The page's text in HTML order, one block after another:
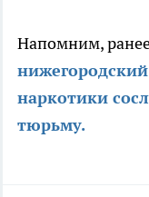
Напомним,
наркотики
тюрьму.